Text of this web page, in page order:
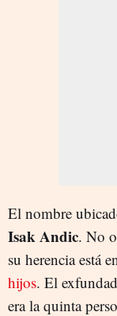
El nombre
Isak Andic. No
su herencia está
hijos. El
era la quinta